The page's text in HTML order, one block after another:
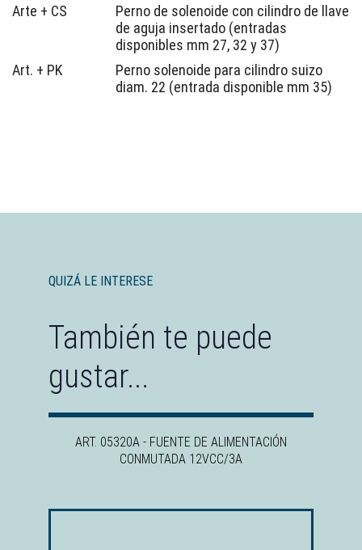
Arte + CS
Perno de solenoide con cilindro de llave
de aguja insertado (entradas
disponibles mm 27, 32 y 37)
Art. + PK
Perno solenoide para cilindro suizo
diam. 22 (entrada disponible mm 35)
QUIZÁ LE INTERESE
También te puede
gustar...
ART. 05320A - FUENTE DE ALIMENTACIÓN
CONMUTADA 12VCC/3A